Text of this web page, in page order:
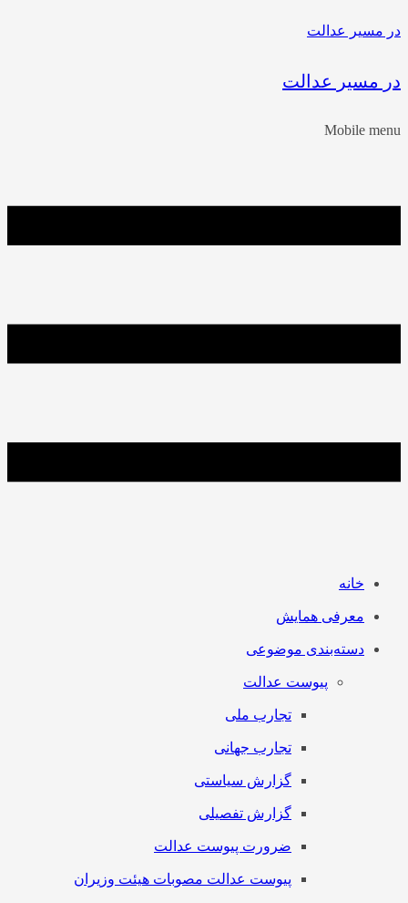
در مسیر عدالت
در مسیر عدالت
Mobile menu
خانه
معرفی همایش
دسته‌بندی موضوعی
پیوست عدالت
تجارب ملی
تجارب جهانی
گزارش سیاستی
گزارش تفصیلی
ضرورت پیوست عدالت
پیوست عدالت مصوبات هیئت وزیران